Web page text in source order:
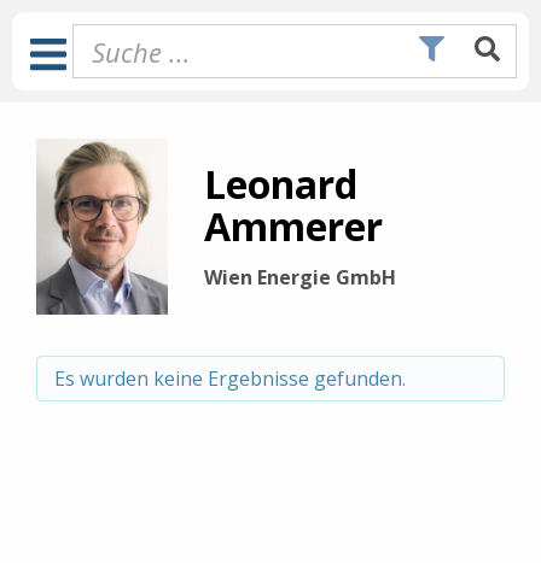
Inhalt
springen
Toggle
Navigation
Leonard
Ammerer
Wien Energie GmbH
Es wurden keine Ergebnisse gefunden.